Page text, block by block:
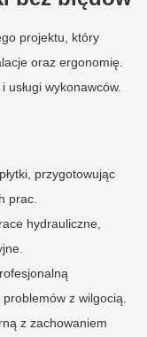
projektu, który
oraz ergonomię.
usługi wykonawców.
przygotowując
prac.
hydrauliczne,
z wilgocią.
z zachowaniem